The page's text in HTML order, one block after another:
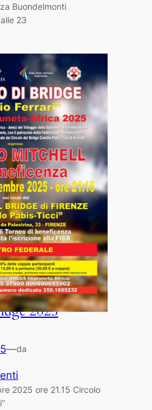
Buondelmonti
23
2025
—da
2025 ore 21.15 Circolo